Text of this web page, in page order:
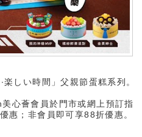
しい時間」父親節蛋糕系列。
心薈會員於門市或網上預訂指
惠；非會員即可享88折優惠。